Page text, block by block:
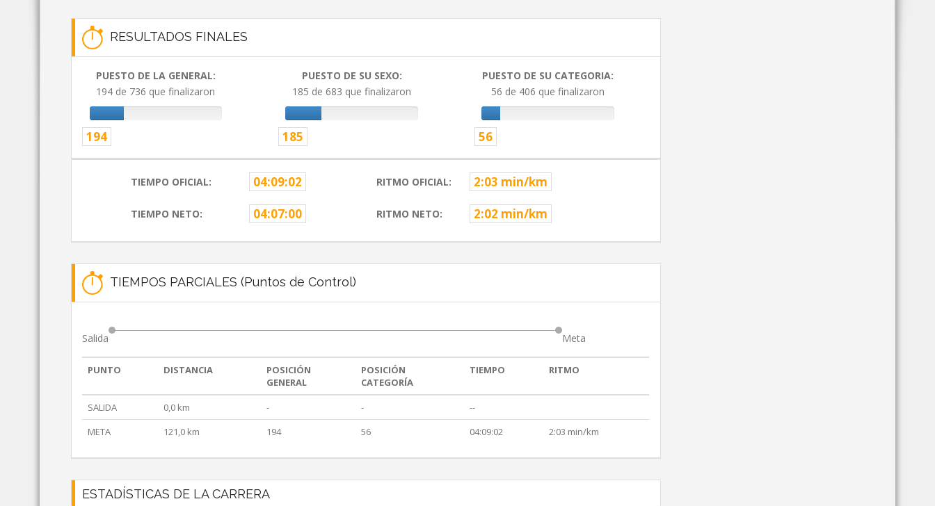
RESULTADOS FINALES
PUESTO DE LA GENERAL:
194 de 736 que finalizaron
194
PUESTO DE SU SEXO:
185 de 683 que finalizaron
185
PUESTO DE SU CATEGORIA:
56 de 406 que finalizaron
56
TIEMPO OFICIAL: 04:09:02 RITMO OFICIAL: 2:03 min/km
TIEMPO NETO: 04:07:00 RITMO NETO: 2:02 min/km
TIEMPOS PARCIALES (Puntos de Control)
Salida Meta
PUNTO DISTANCIA
POSICIÓN
GENERAL
POSICIÓN
CATEGORÍA
TIEMPO RITMO
SALIDA 0,0 km - -
--
META
121,0 km 194 56 04:09:02 2:03 min/km
ESTADÍSTICAS DE LA CARRERA